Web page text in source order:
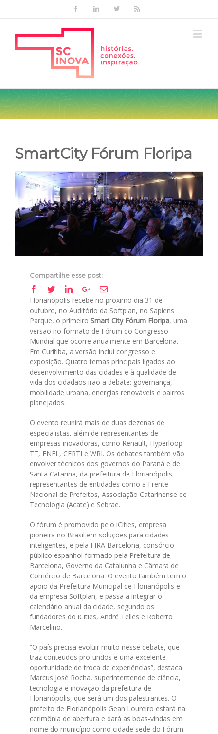
FacebookLinkedinTwitter
SmartCity Fórum Floripa
View
Larger
Image
Compartilhe esse post:
Facebook
TwitterLinkedinGoogle+Email
Florianópolis recebe no próximo dia 31 de
outubro, no Auditório da Softplan, no Sapiens
Parque, o primeiro Smart City Fórum Floripa, uma
versão no formato de Fórum do Congresso
Mundial que ocorre anualmente em Barcelona.
Em Curitiba, a versão inclui congresso e
exposição. Quatro temas principais ligados ao
desenvolvimento das cidades e à qualidade de
vida dos cidadãos irão a debate: governança,
mobilidade urbana, energias renováveis e bairros
planejados.
O evento reunirá mais de duas dezenas de
especialistas, além de representantes de
empresas inovadoras, como Renault, Hyperloop
TT, ENEL, CERTI e WRI. Os debates também vão
envolver técnicos dos governos do Paraná e de
Santa Catarina, da prefeitura de Florianópolis,
representantes de entidades como a Frente
Nacional de Prefeitos, Associação Catarinense de
Tecnologia (Acate) e Sebrae.
O fórum é promovido pelo iCities, empresa
pioneira no Brasil em soluções para cidades
inteligentes, e pela FIRA Barcelona, consórcio
público espanhol formado pela Prefeitura de
Barcelona, Governo da Catalunha e Câmara de
Comércio de Barcelona. O evento também tem o
apoio da Prefeitura Municipal de Florianópolis e
da empresa Softplan, e passa a integrar o
calendário anual da cidade, segundo os
fundadores do iCities, André Telles e Roberto
Marcelino.
“O país precisa evoluir muito nesse debate, que
traz conteúdos profundos e uma excelente
oportunidade de troca de experiências”, destaca
Marcus José Rocha, superintentende de ciência,
tecnologia e inovação da prefeitura de
Florianópolis, que será um dos palestrantes. O
prefeito de Florianópolis Gean Loureiro estará na
cerimônia de abertura e dará as boas-vindas em
nome do município como cidade sede do Fórum.